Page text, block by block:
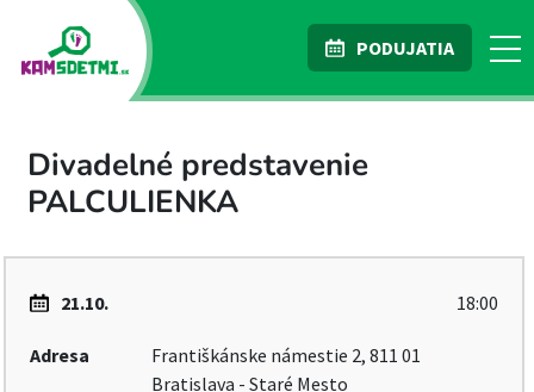
PODUJATIA
Divadelné predstavenie
PALCULIENKA
21.10. 18:00
Adresa
Františkánske námestie 2, 811 01
Bratislava - Staré Mesto